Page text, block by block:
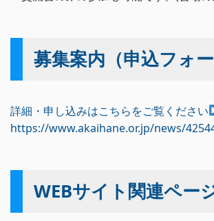
募集案内（申込フォー
詳細・申し込みはこちらをご覧ください
https://www.akaihane.or.jp/news/
WEBサイト関連ペー